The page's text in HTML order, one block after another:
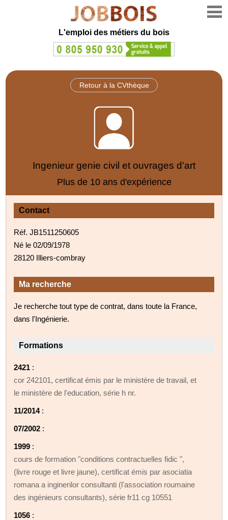
L'emploi des métiers du bois
Retour à la CVthèque
Ingenieur genie civil et ouvrages d'art
Plus de 10 ans d'expérience
Contact
Réf. JB1511250605
Né le 02/09/1978
28120 Illiers-combray
Ma recherche
Je recherche tout type de contrat, dans toute la France,
dans l'Ingénierie.
Formations
2421 :
cor 242101, certificat émis par le ministère de travail, et
le ministère de l'education, série h nr.
11/2014:
07/2002 :
1999 :
cours de formation "conditions contractuelles fidic ",
(livre rouge et livre jaune), certificat émis par asociatia
romana a inginerilor consultanti (l'association roumaine
des ingénieurs consultants), série fr11 cg 10551
1056 :